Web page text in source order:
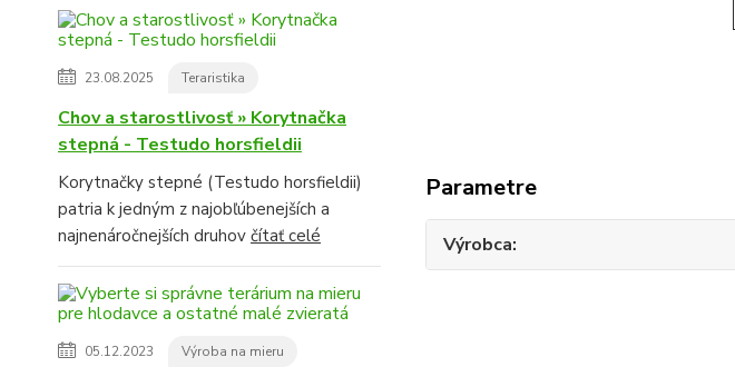
23.08.2025 Teraristika
Chov a starostlivosť » Korytnačka
stepná - Testudo horsfieldii
Korytnačky stepné (Testudo horsfieldii)
patria k jedným z najobľúbenejších a
najnenáročnejších druhov čítať celé
05.12.2023 Výroba na mieru
Parametre
Výrobca